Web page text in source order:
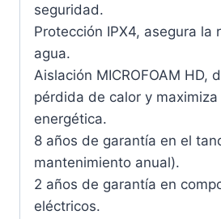
seguridad.
Protección IPX4, asegura la
agua.
Aislación MICROFOAM HD,
pérdida de calor y
energética.
8 años de garantía en el
mantenimiento anual).
2 años de garantía en
eléctricos.